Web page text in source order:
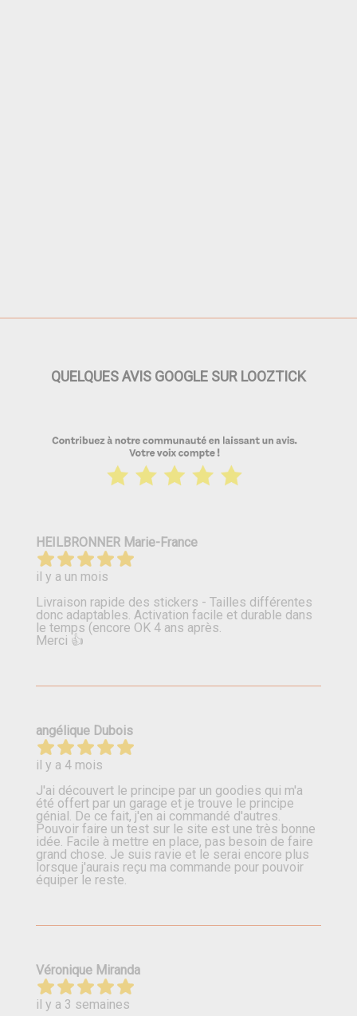
QUELQUES AVIS GOOGLE SUR LOOZTICK
HEILBRONNER Marie-France
il y a un mois
Livraison rapide des stickers - Tailles différentes
donc adaptables. Activation facile et durable dans
le temps (encore OK 4 ans après.
Merci 👍
angélique Dubois
il y a 4 mois
J'ai découvert le principe par un goodies qui m'a
été offert par un garage et je trouve le principe
génial. De ce fait, j'en ai commandé d'autres.
Pouvoir faire un test sur le site est une très bonne
idée. Facile à mettre en place, pas besoin de faire
grand chose. Je suis ravie et le serai encore plus
lorsque j'aurais reçu ma commande pour pouvoir
équiper le reste.
Véronique Miranda
il y a 3 semaines